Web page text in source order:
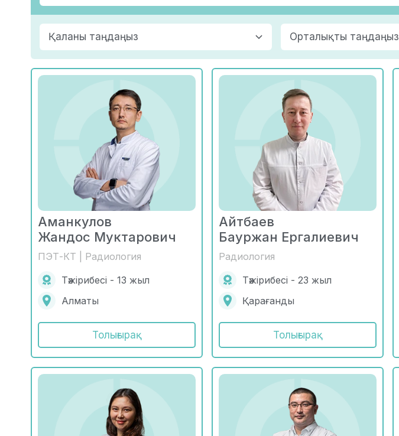
Қаланы таңдаңыз Орталықты таңдаңыз
Аманкулов
Жандос Муктарович
ПЭТ-КТ | Радиология
Тәжірибесі - 13 жыл
Алматы
Толығырақ
Айтбаев
Бауржан Ергалиевич
Радиология
Тәжірибесі - 23 жыл
Қарағанды
Толығырақ